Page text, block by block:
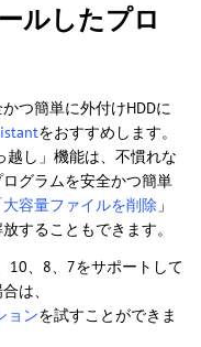
ルしたプロ
つ簡単に外付けHDDに
をおすすめします。
越し」機能は、不慣れな
グラムを安全かつ簡単
大容量ファイルを削除 」
することもできます。
10、8、7をサポートして
は、
ョンを試すことができま